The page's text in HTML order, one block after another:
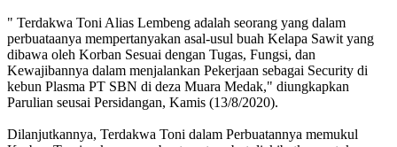
" Terdakwa Toni Alias Lembeng adalah seorang yang dalam
perbuataanya mempertanyakan asal-usul buah Kelapa Sawit yang
dibawa oleh Korban Sesuai dengan Tugas, Fungsi, dan
Kewajibannya dalam menjalankan Pekerjaan sebagai Security di
kebun Plasma PT SBN di deza Muara Medak," diungkapkan
Parulian seusai Persidangan, Kamis (13/8/2020).
Dilanjutkannya, Terdakwa Toni dalam Perbuatannya memukul